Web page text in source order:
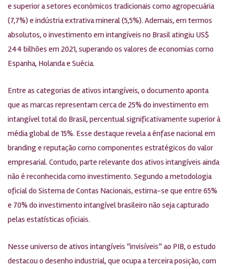
e superior a setores econômicos tradicionais como agropecuária
(7,7%) e indústria extrativa mineral (5,5%). Ademais, em termos
absolutos, o investimento em intangíveis no Brasil atingiu US$
244 bilhões em 2021, superando os valores de economias como
Espanha, Holanda e Suécia.
Entre as categorias de ativos intangíveis, o documento aponta
que as marcas representam cerca de 25% do investimento em
intangível total do Brasil, percentual significativamente superior à
média global de 15%. Esse destaque revela a ênfase nacional em
branding e reputação como componentes estratégicos do valor
empresarial. Contudo, parte relevante dos ativos intangíveis ainda
não é reconhecida como investimento. Segundo a metodologia
oficial do Sistema de Contas Nacionais, estima-se que entre 65%
e 70% do investimento intangível brasileiro não seja capturado
pelas estatísticas oficiais.
Nesse universo de ativos intangíveis “invisíveis” ao PIB, o estudo
destacou o desenho industrial, que ocupa a terceira posição, com